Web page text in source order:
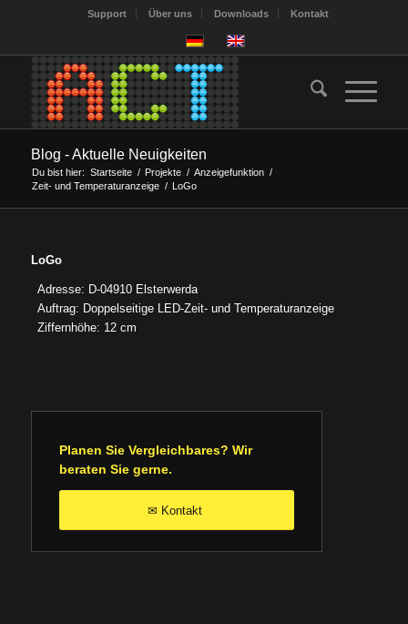
Support Über uns Downloads Kontakt
Blog - Aktuelle Neuigkeiten
Du bist hier: Startseite / Projekte / Anzeigefunktion /
Zeit- und Temperaturanzeige / LoGo
LoGo
Adresse: D-04910 Elsterwerda
Auftrag: Doppelseitige LED-Zeit- und Temperaturanzeige
Ziffernhöhe: 12 cm
Planen Sie Vergleichbares? Wir
beraten Sie gerne.
✉ Kontakt